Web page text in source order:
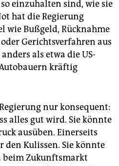
einzuhalten sind, wie sie
hat die Regierung
wie Bußgeld, Rücknahme
Gerichtsverfahren aus
als etwa die US-
kräftig
nur konsequent:
alles gut wird. Sie könnte
ausüben. Einerseits
den Kulissen. Sie könnte
beim Zukunftsmarkt